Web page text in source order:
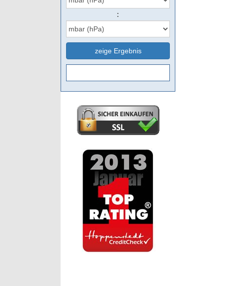
:
zeige Ergebnis